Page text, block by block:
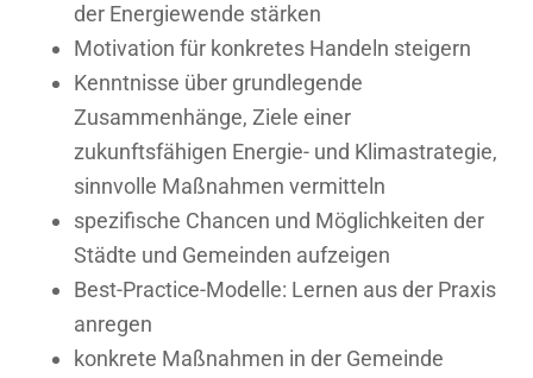
der Energiewende stärken
Motivation für konkretes Handeln steigern
Kenntnisse über grundlegende
Zusammenhänge, Ziele einer
zukunftsfähigen Energie- und Klimastrategie,
sinnvolle Maßnahmen vermitteln
spezifische Chancen und Möglichkeiten der
Städte und Gemeinden aufzeigen
Best-Practice-Modelle: Lernen aus der Praxis
anregen
konkrete Maßnahmen in der Gemeinde